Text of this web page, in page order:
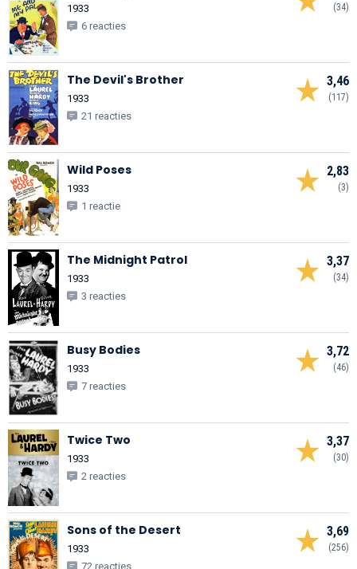
(34)
1933
6 reacties
3,46
(117)
The Devil's Brother
1933
21 reacties
2,83
(3)
Wild Poses
1933
1 reactie
3,37
(34)
The Midnight Patrol
1933
3 reacties
3,72
(46)
Busy Bodies
1933
7 reacties
3,37
(30)
Twice Two
1933
2 reacties
3,69
(256)
Sons of the Desert
1933
72 reacties